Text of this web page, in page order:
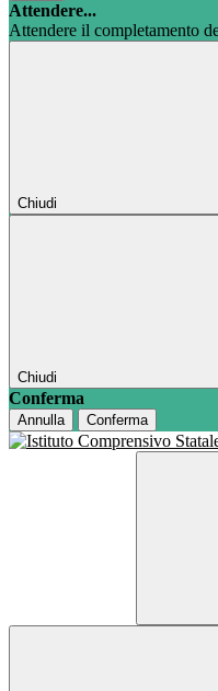
Attendere...
Attendere il completamento
Chiudi
Chiudi
Conferma
Annulla Conferma